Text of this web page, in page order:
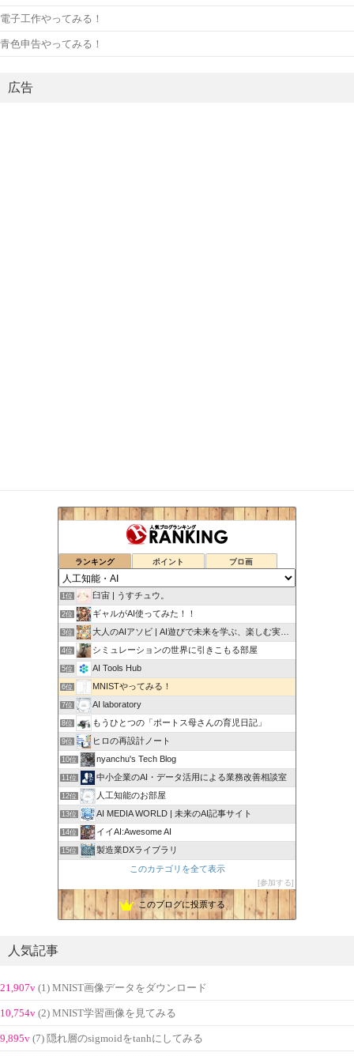
電子工作やってみる！
青色申告やってみる！
広告
ランキング ポイント ブロ画
1位 臼宙 | うすチュウ。
2位 ギャルがAI使ってみた！！
3位 大人のAIアソビ | AI遊びで未来を学ぶ、楽しむ実験室
4位 シミュレーションの世界に引きこもる部屋
5位 AI Tools Hub
6位 MNISTやってみる！
7位 AI laboratory
8位 もうひとつの「ポートス母さんの育児日記」
9位 ヒロの再設計ノート
10位 nyanchu's Tech Blog
11位 中小企業のAI・データ活用による業務改善相談室
12位 人工知能のお部屋
13位 AI MEDIA WORLD | 未来のAI記事サイト
14位 イイAI:Awesome AI
15位 製造業DXライブラリ
このカテゴリを全て表示
参加する
このブログに投票する
人気記事
21,907v (1) MNIST画像データをダウンロード
10,754v (2) MNIST学習画像を見てみる
9,895v (7) 隠れ層のsigmoidをtanhにしてみる